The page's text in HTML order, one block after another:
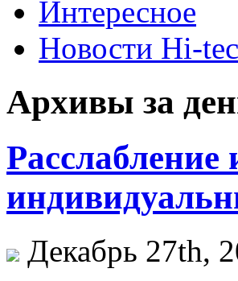
Интересное
Новости Hi-
Архивы за
Декабрь 27th,